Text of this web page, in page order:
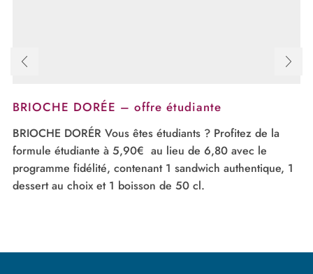
BRIOCHE DORÉE – offre étudiante
BRIOCHE DORÉR Vous êtes étudiants ? Profitez de la
formule étudiante à 5,90€ au lieu de 6,80 avec le
programme fidélité, contenant 1 sandwich authentique, 1
dessert au choix et 1 boisson de 50 cl.